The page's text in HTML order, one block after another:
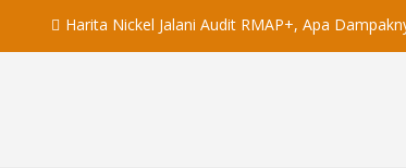
Harita Nickel Jalani Audit RMAP+, Apa Dampaknya